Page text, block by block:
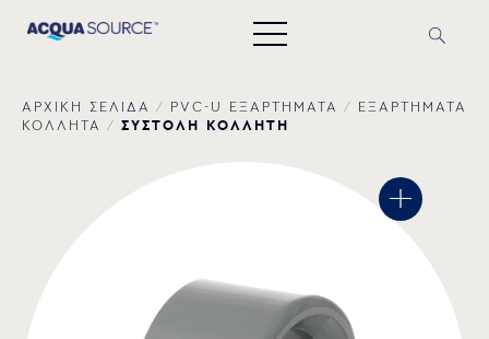
ΑΡΧΙΚΗ ΣΕΛΙΔΑ / PVC-U ΕΞΑΡΤΗΜΑΤΑ /
ΕΞΑΡΤΗΜΑΤΑ
ΚΟΛΛΗΤΑ
/ ΣΥΣΤΟΛΗ ΚΟΛΛΗΤΗ